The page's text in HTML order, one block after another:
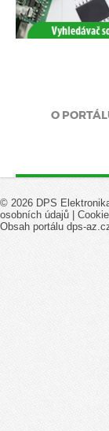
O
© 2026 DPS
osobních údajů
Obsah portálu dps-